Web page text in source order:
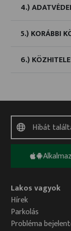
4.)
5.) KORÁBBI
6.)
Lakos vagyok
Hírek
Parkolás
Probléma